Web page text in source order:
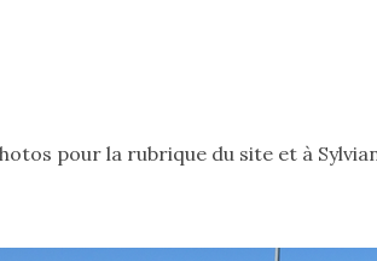
pour la rubrique du site et à